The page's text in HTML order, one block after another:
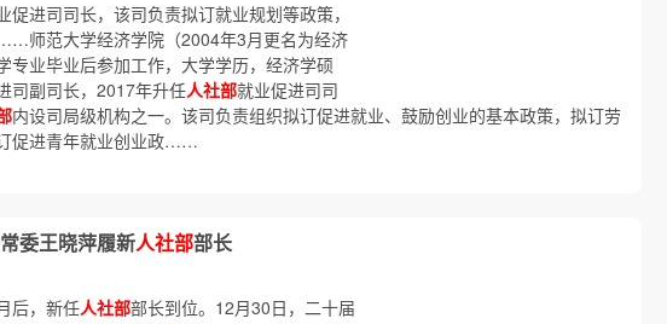
促进司司长，该司负责拟订就业规划等政策，
师范大学经济学院（2004年3月更名为经济
专业毕业后参加工作，大学学历，经济学硕
司副司长，2017年升任人社部就业促进司司
内设司局级机构之一。该司负责组织拟订促进就业、鼓励创业的基本政策，拟订劳
促进青年就业创业政……
委王晓萍履新人社部部长
后，新任人社部部长到位。12月30日，二十届